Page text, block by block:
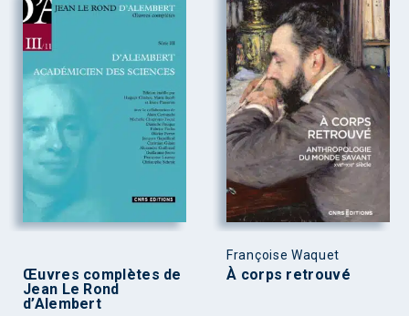
Œuvres complètes de
Jean Le Rond
d’Alembert
Françoise Waquet
À corps retrouvé